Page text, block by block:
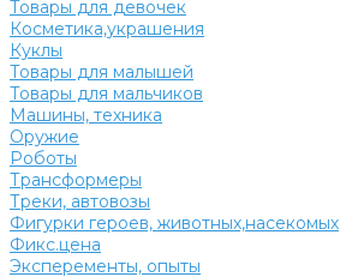
Товары для девочек
Косметика,украшения
Куклы
Товары для малышей
Товары для мальчиков
Машины, техника
Оружие
Роботы
Трансформеры
Треки, автовозы
Фигурки героев, животных,насекомых
Фикс.цена
Эксперементы, опыты